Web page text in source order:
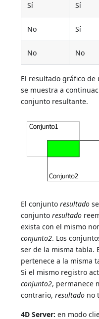
Sí Sí
No Sí
No No
El resultado gráfico
se muestra a
conjunto resultante.
El conjuntoresultado
conjuntoresultado
exista con el mismo
conjunto2. Los
ser de la misma tabla.
pertenece a la misma
Si el mismo registro
conjunto2, permanece
contrario,resultado no
4D Server: en modo